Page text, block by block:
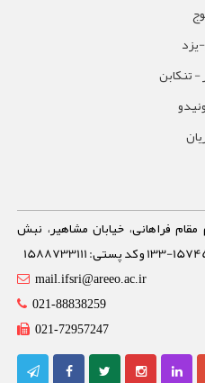
یزد
تنکابن
فراهانی، خیابان مشاهیر، نبش
mail.ifsri@areeo.ac.ir
021-88838259
021-72957247